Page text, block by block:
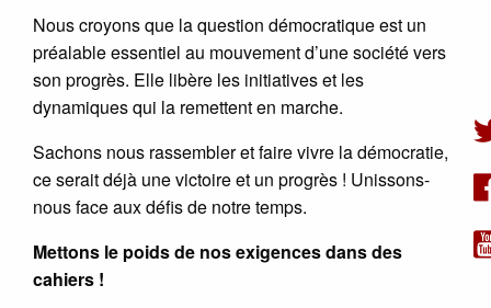
Nous croyons que la question démocratique est un
préalable essentiel au mouvement d’une société vers
son progrès. Elle libère les initiatives et les
dynamiques qui la remettent en marche.
Sachons nous rassembler et faire vivre la démocratie,
ce serait déjà une victoire et un progrès ! Unissons-
nous face aux défis de notre temps.
Mettons le poids de nos exigences dans des
cahiers !